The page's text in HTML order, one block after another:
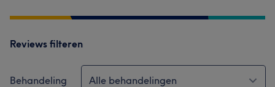
Reviews filteren
Behandeling Alle behandelingen